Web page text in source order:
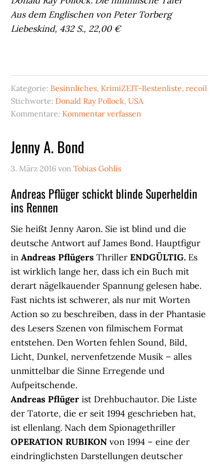
Aus dem Englischen von Peter Torberg
Liebeskind, 432 S., 22,00 €
Kategorie: Besinnliches, KrimiZEIT-Bestenliste,recoil
Stichworte: Donald Ray Pollock,USA
Kommentare: Kommentar verfassen
Jenny A. Bond
3. März 2016 vonTobias Gohlis
Andreas Pflüger schickt blinde Superheldin
ins Rennen
Sie heißt Jenny Aaron. Sie ist blind und die
deutsche Antwort auf James Bond. Hauptfigur
inAndreas PflügersThrillerENDGÜLTIG. Es
ist wirklich lange her, dass ich ein Buch mit
derart nägelkauender Spannung gelesen habe.
Fast nichts ist schwerer, als nur mit Worten
Action so zu beschreiben, dass in der Phantasie
des Lesers Szenen von filmischem Format
entstehen. Den Worten fehlen Sound, Bild,
Licht, Dunkel, nervenfetzende Musik – alles
unmittelbar die Sinne Erregende und
Aufpeitschende.
Andreas Pflüger ist Drehbuchautor. Die Liste
der Tatorte, die er seit 1994 geschrieben hat,
ist ellenlang. Nach dem Spionagethriller
OPERATION RUBIKON von 1994 – eine der
eindringlichsten Darstellungen deutscher